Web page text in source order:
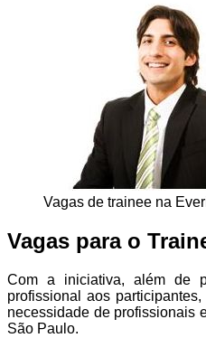
Vagas de trainee na
Vagas para o
Com a iniciativa, além de
profissional aos
necessidade de profissionais
São Paulo.